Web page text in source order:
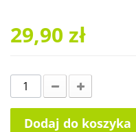
29,90 zł
Dodaj do koszyka